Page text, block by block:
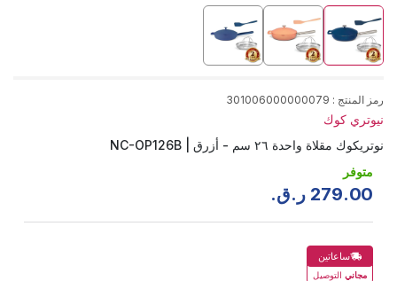
رمز المنتج :
301006000000079
نيوتري كوك
نوتريكوك مقلاة واحدة ٢٦ سم - أزرق | NC-OP126B
متوفر
279.00 ر.ق.
ساعاتين
مجاني التوصيل